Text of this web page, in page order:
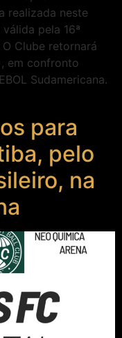
realizada neste
pela 16ª
Clube retornará
em confronto
Sudamericana.
para
pelo
na